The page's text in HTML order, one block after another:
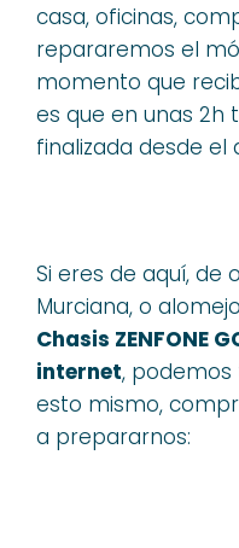
casa, oficinas,
repararemos el
momento que
es que en unas
finalizada desde el
Si eres de aquí, de
Murciana, o
Chasis ZENFONE
internet,
esto mismo,
a prepararnos: